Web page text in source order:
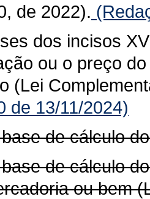
de 2022).
dos incisos
ou o preço
(Lei
de 13/11/2024)
de cálculo
de cálculo
ou bem